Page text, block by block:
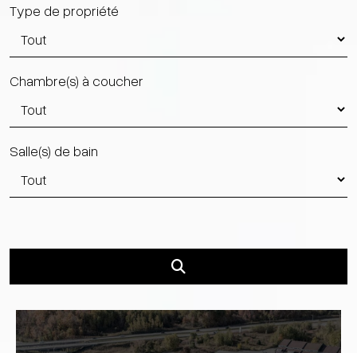
Type de propriété
Chambre(s) à coucher
Salle(s) de bain